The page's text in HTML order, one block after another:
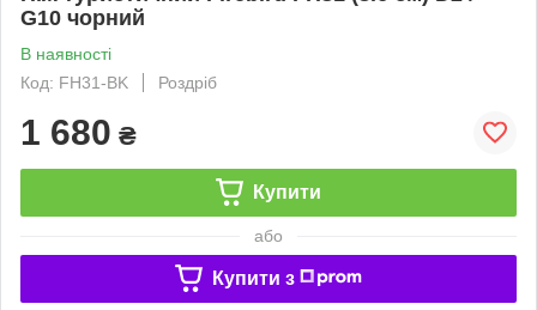
G10 чорний
В наявності
Код: FH31-BK
Роздріб
1 680 ₴
Купити
або
Купити з